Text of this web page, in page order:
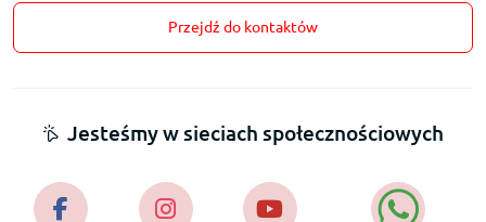
Przejdź do kontaktów
Jesteśmy w sieciach społecznościowych